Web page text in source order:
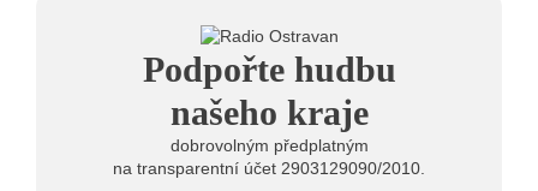
Pimprléto promění areál Divadla loutek Ostrava v
letní centrum umění, tvoření a sousedských setkání
Podpořte hudbu
našeho kraje
dobrovolným předplatným
na transparentní účet 2903129090/2010.